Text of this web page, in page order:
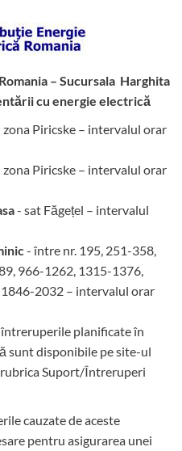
– Sucursala Harghita
cu energie electrică
zona Piricske – intervalul orar
zona Piricske – intervalul orar
- sat Făgețel – intervalul
- între nr. 195, 251-358,
966-1262, 1315-1376,
2032 – intervalul orar
planificate în
sunt disponibile pe site-ul
rubrica Suport/Întreruperi
cauzate de aceste
pentru asigurarea unei